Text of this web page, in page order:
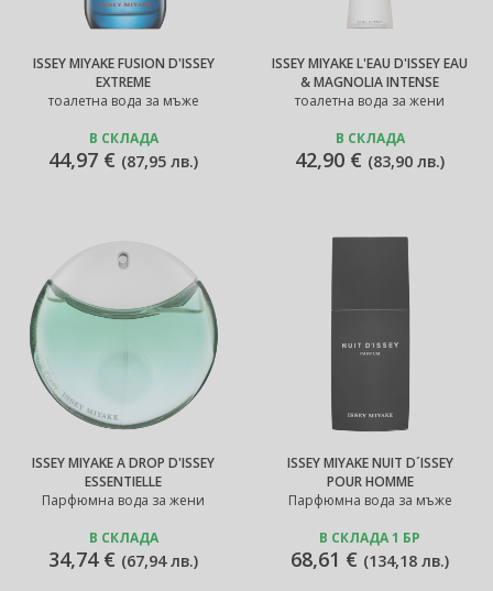
ISSEY MIYAKE FUSION D'ISSEY
EXTREME
тоалетна вода за мъже
В СКЛАДА
44,97 € (87,95 лв.)
ISSEY MIYAKE L'EAU D'ISSEY EAU
& MAGNOLIA INTENSE
тоалетна вода за жени
В СКЛАДА
42,90 € (83,90 лв.)
ISSEY MIYAKE A DROP D'ISSEY
ESSENTIELLE
Парфюмна вода за жени
В СКЛАДА
34,74 € (67,94 лв.)
ISSEY MIYAKE NUIT D´ISSEY
POUR HOMME
Парфюмна вода за мъже
В СКЛАДА 1 БР
68,61 € (134,18 лв.)